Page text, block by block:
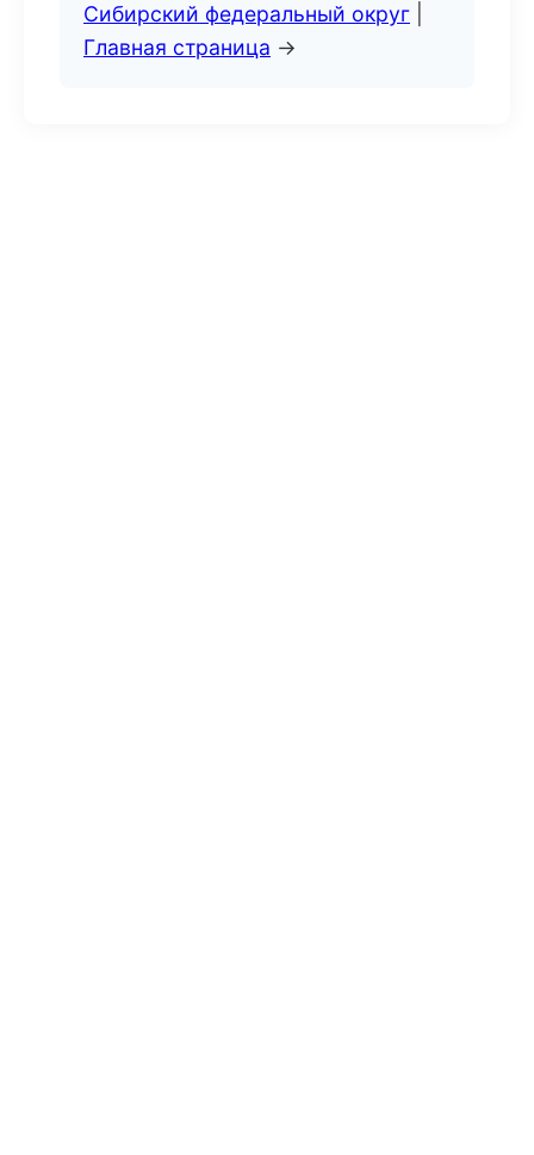
Сибирский федеральный округ
Главная страница →